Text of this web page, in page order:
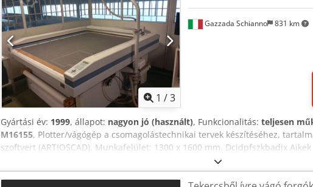
1 /3
Gazzada Schianno 831 km
Gyártási év: 1999, állapot: nagyon jó (használt), Funkcionalitás: teljesen
M16155, Plotter/vágógép a csomagolástechnikai tervek készítéséhez,
szoftvert (ARTIOSCAD). Munkafelület: 1300 x 1600 mm. Dcjdpfszkbadjx Aikek